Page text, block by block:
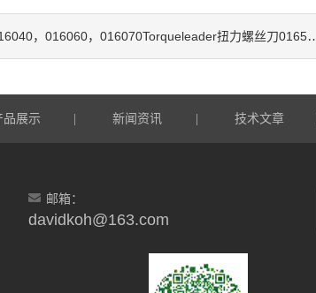
，016060，016070Torqueleader扭力螺丝刀016500，016600，016700，016800
品展示 新闻资讯 技术文章
邮箱：
davidkoh@163.com